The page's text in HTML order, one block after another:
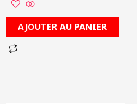
AJOUTER AU PANIER